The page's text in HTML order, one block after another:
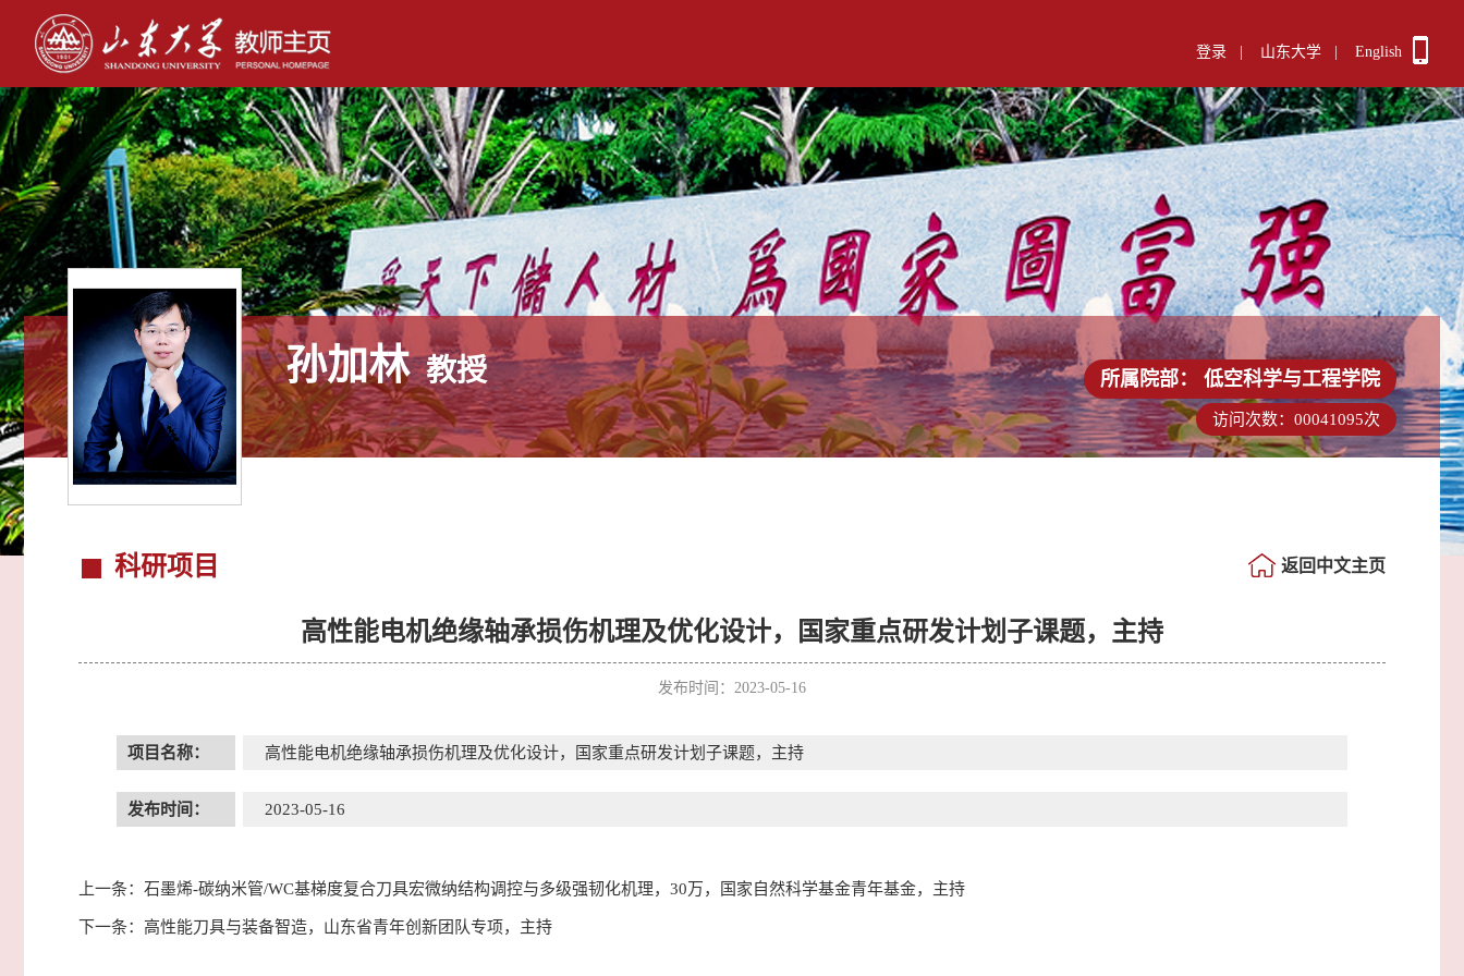
登录 山东大学 English
孙加林 教授 所属院部： 低空科学与工程学院
访问次数： 00041095次
科研项目 返回中文主页
高性能电机绝缘轴承损伤机理及优化设计，国家重点研发计划子课题，主持
发布时间：2023-05-16
项目名称： 高性能电机绝缘轴承损伤机理及优化设计，国家重点研发计划子课题，主持
发布时间： 2023-05-16
上一条： 石墨烯-碳纳米管/WC基梯度复合刀具宏微纳结构调控与多级强韧化机理，30万，国家自然科学基金青年基金，主持
下一条： 高性能刀具与装备智造，山东省青年创新团队专项，主持